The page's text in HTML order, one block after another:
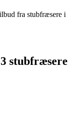
fra stubfræsere i
stubfræsere